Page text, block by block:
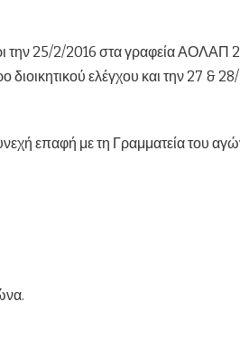
την 25/2/2016 στα γραφεία ΑΟΛΑΠ
ελέγχου και την 27 &
επαφή με τη Γραμματεία του